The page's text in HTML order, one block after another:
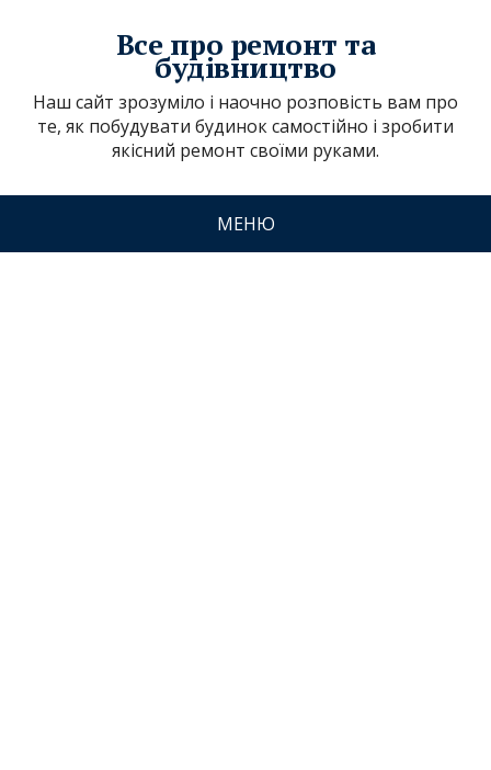
Все про ремонт та
будівництво
Наш сайт зрозуміло і наочно розповість вам про
те, як побудувати будинок самостійно і зробити
якісний ремонт своїми руками.
МЕНЮ